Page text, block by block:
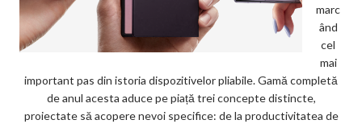
marc
ând
cel
mai
important pas din istoria dispozitivelor pliabile. Gamă completă
de anul acesta aduce pe piață trei concepte distincte,
proiectate să acopere nevoi specifice: de la productivitatea de